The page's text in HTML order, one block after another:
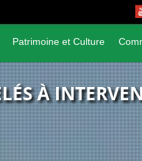
Patrimoine et Culture
À